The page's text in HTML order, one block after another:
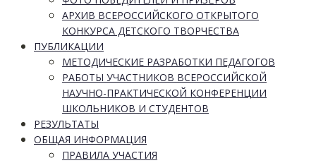
АРХИВ ВСЕРОССИЙСКОГО ОТКРЫТОГО
КОНКУРСА ДЕТСКОГО ТВОРЧЕСТВА
ПУБЛИКАЦИИ
МЕТОДИЧЕСКИЕ РАЗРАБОТКИ ПЕДАГОГОВ
РАБОТЫ УЧАСТНИКОВ ВСЕРОССИЙСКОЙ
НАУЧНО-ПРАКТИЧЕСКОЙ КОНФЕРЕНЦИИ
ШКОЛЬНИКОВ И СТУДЕНТОВ
РЕЗУЛЬТАТЫ
ОБЩАЯ ИНФОРМАЦИЯ
ПРАВИЛА УЧАСТИЯ